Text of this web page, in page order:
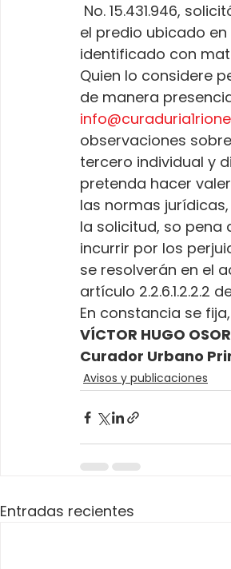
No. 15.431.946,
el predio ubicado en
identificado con
Quien lo considere
de manera
observaciones
tercero individual y
pretenda hacer
las normas
la solicitud, so
incurrir por los
se resolverán en el
artículo 2.2.6.1.2.2.2
En constancia se
VÍCTOR HUGO
Curador Urbano
Avisos y publicaciones
Entradas recientes